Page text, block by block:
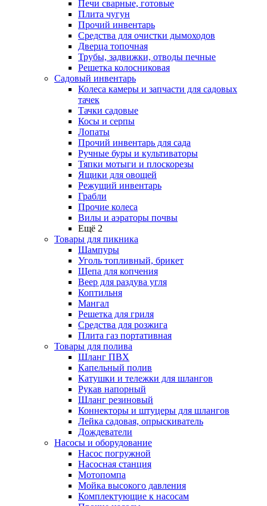
Печи сварные, готовые
Плита чугун
Прочий инвентарь
Средства для очистки дымоходов
Дверца топочная
Трубы, задвижки, отводы печные
Решетка колосниковая
Садовый инвентарь
Колеса камеры и запчасти для садовых
тачек
Тачки садовые
Косы и серпы
Лопаты
Прочий инвентарь для сада
Ручные буры и культиваторы
Тяпки мотыги и плоскорезы
Ящики для овощей
Режущий инвентарь
Грабли
Прочие колеса
Вилы и аэраторы почвы
Ещё 2
Товары для пикника
Шампуры
Уголь топливный, брикет
Щепа для копчения
Веер для раздува угля
Коптильня
Мангал
Решетка для гриля
Средства для розжига
Плита газ портативная
Товары для полива
Шланг ПВХ
Капельный полив
Катушки и тележки для шлангов
Рукав напорный
Шланг резиновый
Коннекторы и штуцеры для шлангов
Лейка садовая, опрыскиватель
Дождеватели
Насосы и оборудование
Насос погружной
Насосная станция
Мотопомпа
Мойка высокого давления
Комплектующие к насосам